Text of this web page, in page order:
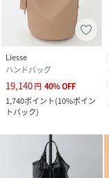
サイズ
クリーニング
品番
Liesse
ハンドバッグ
19,140円 40%OFF
1,740ポイント(10%ポイン
トバック)